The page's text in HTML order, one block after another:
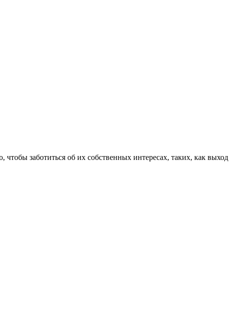
заботиться об их собственных интересах, таких, как выход